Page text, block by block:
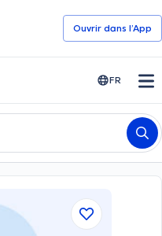
Ouvrir dans l’App
FR